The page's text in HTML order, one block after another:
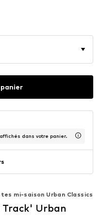
dans votre panier.
mi-saison Urban Classics
Track' Urban